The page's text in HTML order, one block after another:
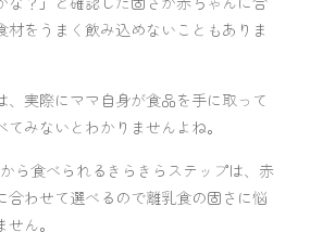
材をうまく飲み込めないこともありま
、実際にママ自身が食品を手に取って
てみないとわかりませんよね。
ら食べられるきらきらステップは、赤
合わせて選べるので離乳食の固さに悩
ん。